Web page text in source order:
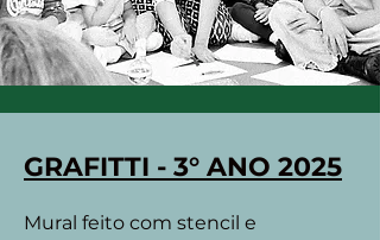
GRAFITTI - 3° ANO 2025
Mural feito com stencil e